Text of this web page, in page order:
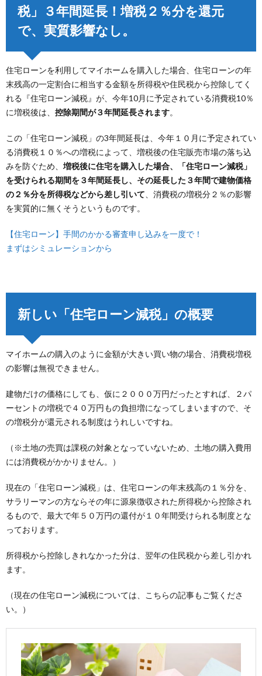
税」３年間延長！増税２％分を還元
で、実質影響なし。
住宅ローンを利用してマイホームを購入した場合、住宅ローンの年
末残高の一定割合に相当する金額を所得税や住民税から控除してく
れる『住宅ローン減税』が、今年10月に予定されている消費税10％
に増税後は、 控除期間が３年間延長されます。
この「住宅ローン減税」の3年間延長は、今年１０月に予定されてい
る消費税１０％への増税によって、増税後の住宅販売市場の落ち込
みを防ぐため、 増税後に住宅を購入した場合、「住宅ローン減税」
を受けられる期間を３年間延長し、その延長した３年間で建物価格
の２％分を所得税などから差し引いて 、消費税の増税分２％の影響
を実質的に無くそうというものです。
【住宅ローン】手間のかかる審査申し込みを一度で！
まずはシミュレーションから
新しい「住宅ローン減税」の概要
マイホームの購入のように金額が大きい買い物の場合、消費税増税
の影響は無視できません。
建物だけの価格にしても、仮に２０００万円だったとすれば、２パ
ーセントの増税で４０万円もの負担増になってしまいますので、そ
の増税分が還元される制度はうれしいですね。
（※土地の売買は課税の対象となっていないため、土地の購入費用
には消費税がかかりません。）
現在の「住宅ローン減税」は、住宅ローンの年末残高の１％分を、
サラリーマンの方ならその年に源泉徴収された所得税から控除され
るもので、最大で年５０万円の還付が１０年間受けられる制度とな
っております。
所得税から控除しきれなかった分は、翌年の住民税から差し引かれ
ます。
（現在の住宅ローン減税については、こちらの記事もご覧くださ
い。）